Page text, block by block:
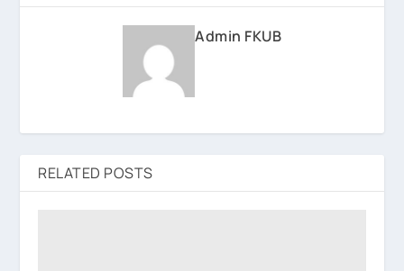
Admin FKUB
RELATED POSTS